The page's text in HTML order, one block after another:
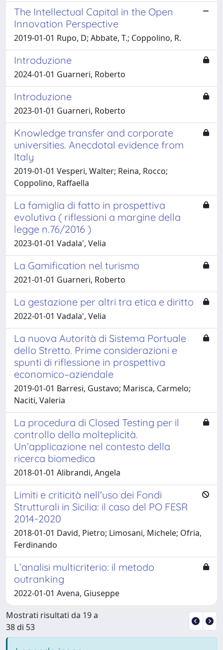
The Intellectual Capital in the Open
Innovation Perspective
2019-01-01 Rupo, D; Abbate, T.; Coppolino, R.
Introduzione
2024-01-01 Guarneri, Roberto
Introduzione
2023-01-01 Guarneri, Roberto
Knowledge transfer and corporate
universities. Anecdotal evidence from
Italy
2019-01-01 Vesperi, Walter; Reina, Rocco;
Coppolino, Raffaella
La famiglia di fatto in prospettiva
evolutiva ( riflessioni a margine della
legge n.76/2016 )
2023-01-01 Vadala', Velia
La Gamification nel turismo
2021-01-01 Guarneri, Roberto
La gestazione per altri tra etica e diritto
2022-01-01 Vadala', Velia
La nuova Autorità di Sistema Portuale
dello Stretto. Prime considerazioni e
spunti di riflessione in prospettiva
economico–aziendale
2019-01-01 Barresi, Gustavo; Marisca, Carmelo;
Naciti, Valeria
La procedura di Closed Testing per il
controllo della molteplicità.
Un’applicazione nel contesto della
ricerca biomedica
2018-01-01 Alibrandi, Angela
Limiti e criticità nell'uso dei Fondi
Strutturali in Sicilia: il caso del PO FESR
2014-2020
2018-01-01 David, Pietro; Limosani, Michele; Ofria,
Ferdinando
L’analisi multicriterio: il metodo
outranking
2022-01-01 Avena, Giuseppe
Mostrati risultati da 19 a
38 di 53